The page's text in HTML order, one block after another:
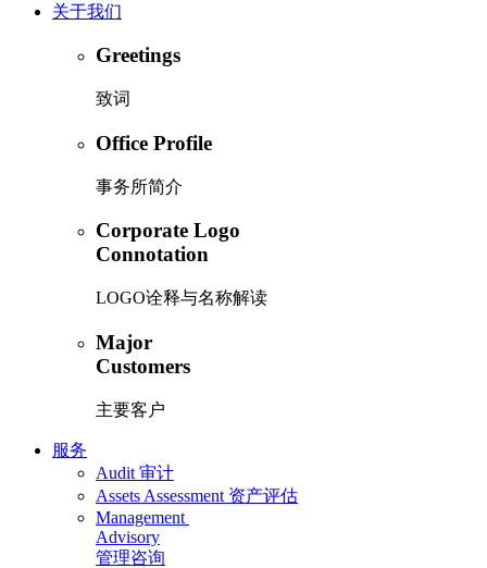
关于我们
Greetings
致词
Office Profile
事务所简介
Corporate Logo
Connotation
LOGO诠释与名称解读
Major
Customers
主要客户
服务
Audit 审计
Assets Assessment 资产评估
Management
Advisory
管理咨询